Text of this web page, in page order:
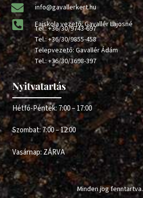
info@gavallerkert.hu
Faiskola vezető: Gavallér Lajosné
Tel.:+36/30/9743-697
Tel.:+36/30/9855-458
Telepvezető: Gavallér Ádám
Tel.:+36/30/3698-397
Nyitvatartás
Hétfő-Péntek: 7:00 – 17:00
Szombat: 7:00 – 12:00
Vasárnap: ZÁRVA
Minden jog fenntartva.